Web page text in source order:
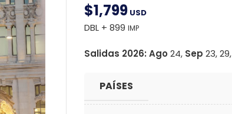
$1,799 USD
DBL + 899 IMP
Salidas 2026: Ago 24, Sep 23, 29,
PAÍSES